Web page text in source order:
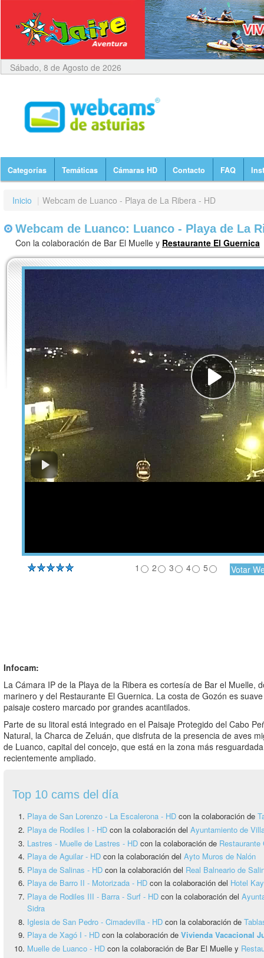
Sábado, 8 de Agosto de 2026
Categorías Temáticas Cámaras HD Contacto FAQ
Inicio | Webcam de Luanco - Playa de La Ribera - HD
Webcam de Luanco: Luanco - Playa de La
Con la colaboración de Bar El Muelle y Restaurante El Guernica
1 2 3 4 5
Infocam:
La Cámara IP de la Playa de la Ribera es cortesía de Bar el Muelle,
marinero y del Restaurante El Guernica. La costa de Gozón es
paisaje costero marcado por grandes acantilados.
Parte de su litoral está integrado en el Paisaje Protegido del Cabo
Natural, la Charca de Zeluán, que disfruta de la presencia de aves
de Luanco, capital del concejo, que está en la zona más
recientemente ampliado.
Top 10 cams del día
Playa de San Lorenzo - La Escalerona - HD con la colaboración de
Playa de Rodiles I - HD con la colaboración del Ayuntamiento de
Lastres - Muelle de Lastres - HD con la colaboración de
Playa de Aguilar - HD con la colaboración del Ayto Muros de Nalón
Playa de Salinas - HD con la colaboración del Real Balneario de
Playa de Barro II - Motorizada - HD con la colaboración del Hotel
Playa de Rodiles III - Barra - Surf - HD con la colaboración del
Sidra
Iglesia de San Pedro - Cimadevilla - HD con la colaboración de
Playa de Xagó I - HD con la colaboración de Vivienda Vacacional
Muelle de Luanco - HD con la colaboración de Bar El Muelle y